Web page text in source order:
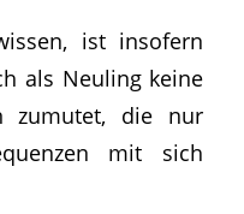
ist insofern
als Neuling keine
zumutet, die nur
mit sich